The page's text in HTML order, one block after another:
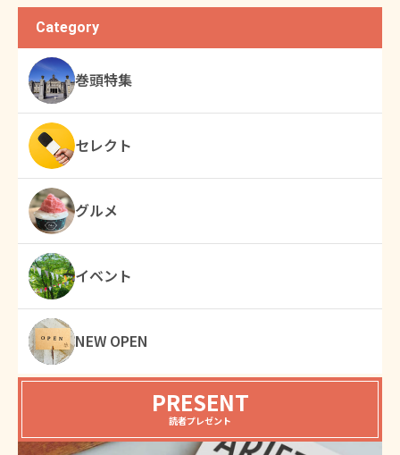
Category
巻頭特集
セレクト
グルメ
イベント
NEW OPEN
PRESENT
読者プレゼント